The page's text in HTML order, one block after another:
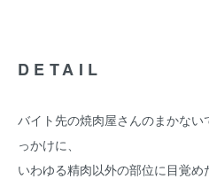
DETAIL
バイト先の焼肉屋さんのまかな
っかけに、
いわゆる精肉以外の部位に目覚め